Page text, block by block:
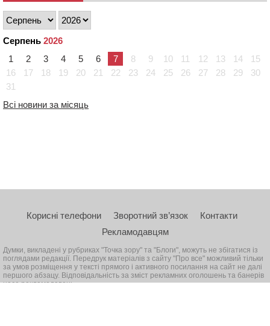
Серпень 2026
1
2 3 4 5 6 7 8 9 10 11 12 13 14
15
16
17 18 19 20 21 22 23 24 25 26 27 28 29
30
31
Всі новини за місяць
Корисні телефони Зворотний зв’язок
Контакти
Рекламодавцям
Думки, викладені у рубриках "Точка зору" та "Блоги", можуть не збігатися із
поглядами редакції. Передрук матеріалів з сайту "Про все" можливий тільки
за умов розміщення у тексті прямого і активного посилання на сайт не далі
першого абзацу. Відповідальність за зміст рекламних оголошень та банерів
несе рекламодавець